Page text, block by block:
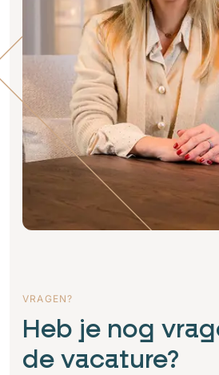
VRAGEN?
Heb je nog
de vacature?